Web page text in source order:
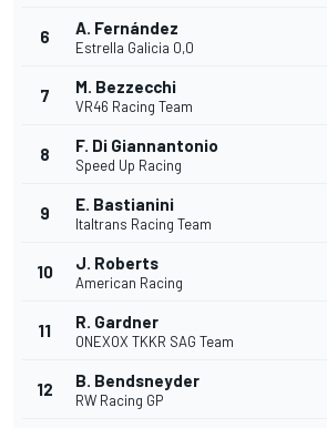
6 A. Fernández
Estrella Galicia 0,0
7 M. Bezzecchi
VR46 Racing Team
8 F. Di Giannantonio
Speed Up Racing
9 E. Bastianini
Italtrans Racing Team
10 J. Roberts
American Racing
11 R. Gardner
ONEXOX TKKR SAG Team
12 B. Bendsneyder
RW Racing GP